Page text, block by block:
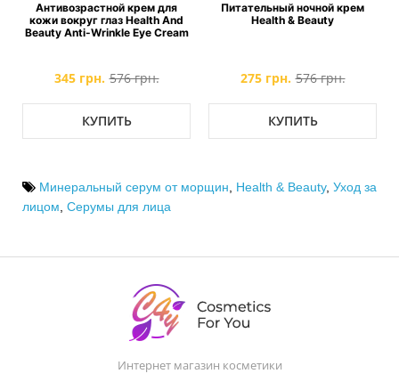
Антивозрастной крем для
кожи вокруг глаз Health And
Beauty Anti-Wrinkle Eye Cream
345 грн. 576 грн.
КУПИТЬ
Питательный ночной крем
Health & Beauty
275 грн. 576 грн.
КУПИТЬ
Минеральный серум от морщин, Health & Beauty, Уход за
лицом, Серумы для лица
Интернет магазин косметики